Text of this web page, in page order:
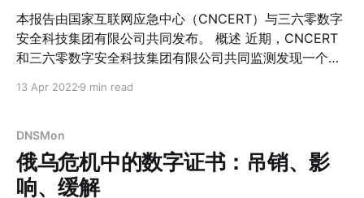
本报告由国家互联网应急中心（CNCERT）与三六零数字
安全科技集团有限公司共同发布。 概述 近期，CNCERT
和三六零数字安全科技集团有限公司共同监测发现一个新
测发现其每日上线境内肉鸡数（以IP数计算）已超过1万、
带来较大威胁。由于该僵尸网络最初使用的C2域名
folded.in，以及使用chacha算法来加密网络流量，我们将
其命名为Fodcha。 僵尸网络规模 通过监测分析发现，
2022年3月29日至4月10日Fodcha僵尸网络日上线境内肉
13 Apr 2022 9 min read
DNSMon
俄乌危机中的数字证书：吊销、影
响、缓解